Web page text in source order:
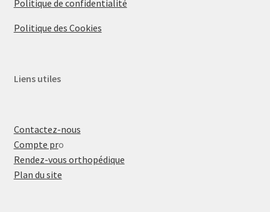
Politique de confidentialité
Politique des Cookies
Liens utiles
Contactez-nous
Compte pro
Rendez-vous orthopédique
Plan du site